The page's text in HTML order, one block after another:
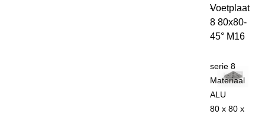
Voetplaat
8 80x80-
45° M16
-
serie 8
Materiaal
ALU
80 x 80 x